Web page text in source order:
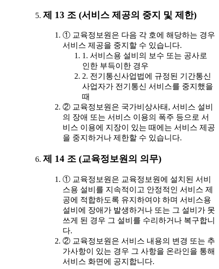
제 13 조 (서비스 제공의 중지 및 제한)
① 교육정보원은 다음 각 호에 해당하는 경우
서비스 제공을 중지할 수 있습니다.
1. 서비스용 설비의 보수 또는 공사로
인한 부득이한 경우
2. 전기통신사업법에 규정된 기간통신
사업자가 전기통신 서비스를 중지했을
때
② 교육정보원은 국가비상사태, 서비스 설비
의 장애 또는 서비스 이용의 폭주 등으로 서
비스 이용에 지장이 있는 때에는 서비스 제공
을 중지하거나 제한할 수 있습니다.
제 14 조 (교육정보원의 의무)
① 교육정보원은 교육정보원에 설치된 서비
스용 설비를 지속적이고 안정적인 서비스 제
공에 적합하도록 유지하여야 하며 서비스용
설비에 장애가 발생하거나 또는 그 설비가 못
쓰게 된 경우 그 설비를 수리하거나 복구합니
다.
② 교육정보원은 서비스 내용의 변경 또는 추
가사항이 있는 경우 그 사항을 온라인을 통해
서비스 화면에 공지합니다.